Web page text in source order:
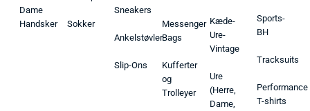
Dame
Handsker
Sokker
Sneakers
Ankelstøvler
Slip-Ons
Messenger
Bags
Kufferter
og
Trolleyer
Kæde-
Ure-
Vintage
Ure
(Herre,
Dame,
Sports-
BH
Tracksuits
Performance
T-shirts